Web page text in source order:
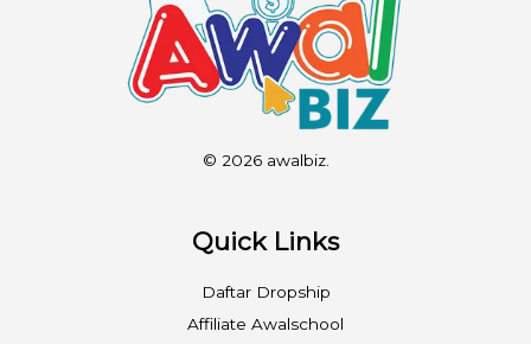
© 2026 awalbiz.
Quick Links
Daftar Dropship
Affiliate Awalschool